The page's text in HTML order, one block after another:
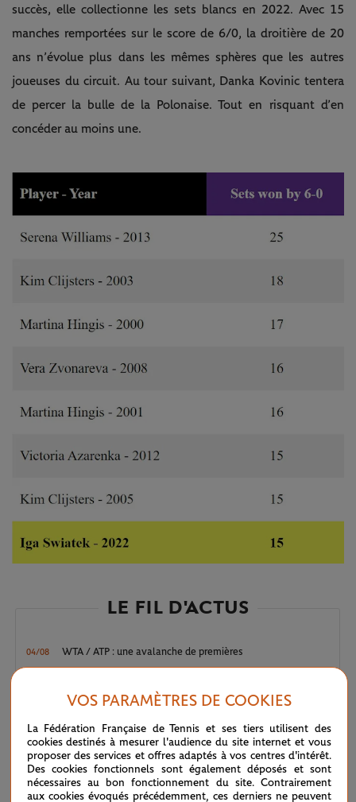
succès, elle collectionne les sets blancs en 2022. Avec 15
manches remportées sur le score de 6/0, la droitière de 20
ans n’évolue plus dans les mêmes sphères que les autres
joueuses du circuit. Au tour suivant, Danka Kovinic tentera
de percer la bulle de la Polonaise. Tout en risquant d’en
concéder au moins une.
LE FIL D'ACTUS
04/08 WTA / ATP : une avalanche de premières
ATP / WTA : Van Assche et Tagger, la relève couronnée
20/07 ATP / WTA : se souvenir des belles choses
12/07 Wimbledon 2026 : Sinner, royale confirmation
VOS PARAMÈTRES DE COOKIES
La Fédération Française de Tennis et ses tiers utilisent des
cookies destinés à mesurer l'audience du site internet et vous
proposer des services et offres adaptés à vos centres d'intérêt.
Des cookies fonctionnels sont également déposés et sont
nécessaires au bon fonctionnement du site. Contrairement
aux cookies évoqués précédemment, ces derniers ne peuvent